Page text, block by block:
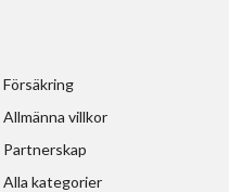
Försäkring
Allmänna villkor
Partnerskap
Alla kategorier